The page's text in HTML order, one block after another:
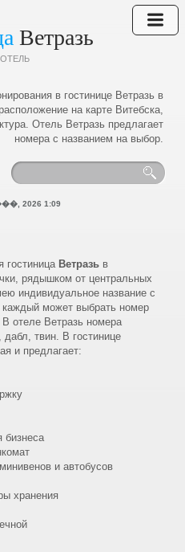
Ветразь
в гостинице Ветразь в
на карте Витебска,
Отель Ветразь предлагает
номера с названием на выбор.
2026 1:09
гостиница Ветразь в
рядышком от центральных
индивидуальное название с
каждый может выбрать номер
отеле Ветразь номера
дабл, твин. В гостинице
и предлагает:
бизнеса
и автобусов
хранения